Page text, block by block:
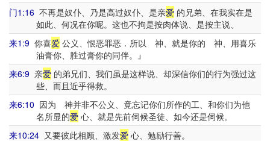
门1:16 不再是奴仆、乃是高过奴仆、是亲爱 的兄弟、在我实在是
如此、何况在你呢。这也不拘是按肉体说、是按主说、
来1:9 你喜爱 公义、恨恶罪恶．所以 神、就是你的 神、用喜乐
油膏你、胜过膏你的同伴。』
来6:9 亲爱 的弟兄们、我们虽是这样说、却深信你们的行为强过这
些、而且近乎得救。
来6:10 因为 神并非不公义、竟忘记你们所作的工、和你们为他
名所显的爱心、就是先前伺候圣徒、如今还是伺候。
来10:24 又要彼此相顾、激发爱 心、勉励行善。